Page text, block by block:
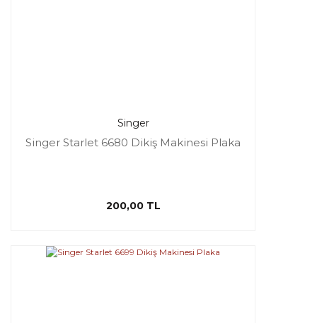
Singer
Singer Starlet 6680 Dikiş Makinesi Plaka
200,00 TL